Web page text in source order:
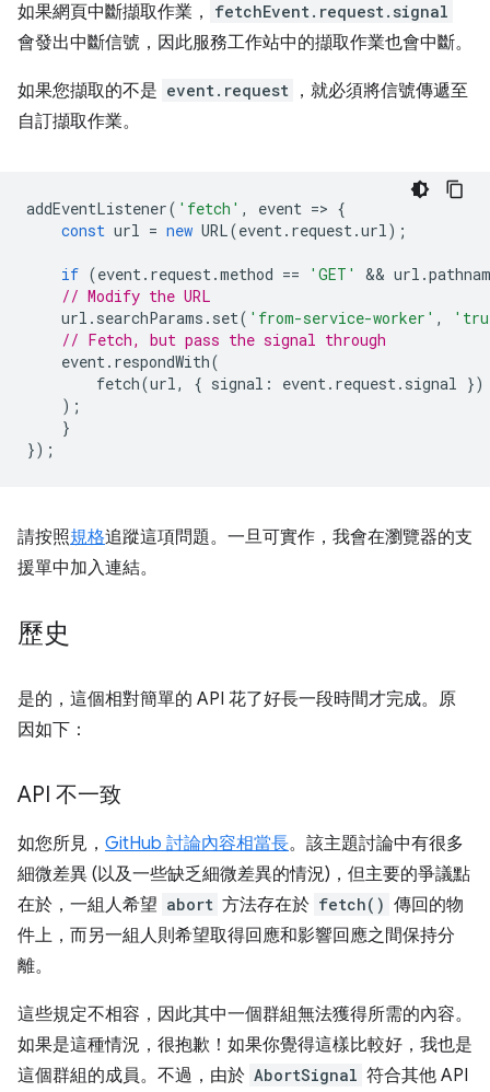
如果網頁中斷擷取作業， fetchEvent.request.signal
會發出中斷信號，因此服務工作站中的擷取作業也會中斷。
如果您擷取的不是 event.request ，就必須將信號傳遞至
自訂擷取作業。
addEventListener( 'fetch' , event => {
const url = new URL(event. request.url);
if (event. request.method == 'GET' && url .
// Modify the URL
url . searchParams . set( 'from-service-worker' ,
// Fetch, but pass the signal through
event. respondWith(
fetch(url, { signal : event. request. signal })
);
}
});
請按照規格追蹤這項問題。一旦可實作，我會在瀏覽器的支
援單中加入連結。
歷史
是的，這個相對簡單的 API 花了好長一段時間才完成。原
因如下：
API 不一致
如您所見， GitHub 討論內容相當長。該主題討論中有很多
細微差異 (以及一些缺乏細微差異的情況)，但主要的爭議點
在於，一組人希望 abort 方法存在於 fetch() 傳回的物
件上，而另一組人則希望取得回應和影響回應之間保持分
離。
這些規定不相容，因此其中一個群組無法獲得所需的內容。
如果是這種情況，很抱歉！如果你覺得這樣比較好，我也是
這個群組的成員。不過，由於 AbortSignal 符合其他 API